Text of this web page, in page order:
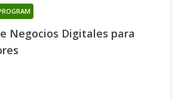
Negocios Digitales para